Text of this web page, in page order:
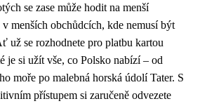
se zase může hodit na menší
menších obchůdcích, kde nemusí být
už se rozhodnete pro platbu kartou
je si užít vše, co Polsko nabízí – od
moře po malebná horská údolí Tater. S
přístupem si zaručeně odvezete